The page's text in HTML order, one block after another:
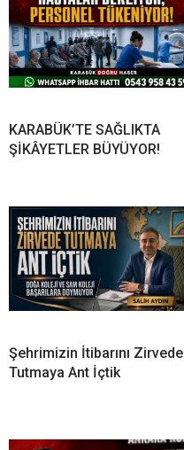
KARABÜK’TE SAĞLIKTA
ŞİKÂYETLER BÜYÜYOR!
Şehrimizin İtibarını Zirvede
Tutmaya Ant İçtik